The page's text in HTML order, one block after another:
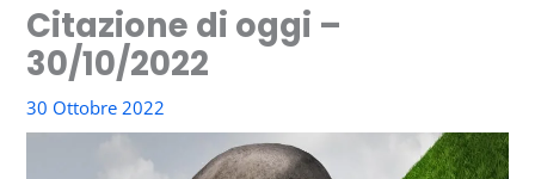
Citazione di oggi –
30/10/2022
30 Ottobre 2022